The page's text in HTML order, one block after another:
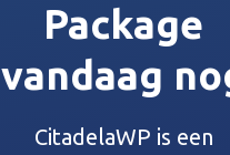
Package
vandaag
CitadelaWP is een